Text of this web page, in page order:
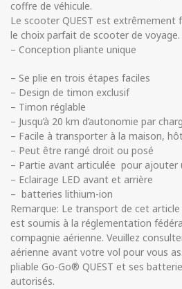
coffre de véhicule.
Le scooter QUEST est extrêmement
le choix parfait de scooter de voyage.
– Conception pliante unique
– Se plie en trois étapes faciles
– Design de timon exclusif
– Timon réglable
– Jusqu’à 20 km d’autonomie par
– Facile à transporter à la maison,
– Peut être rangé droit ou posé
– Partie avant articulée pour ajouter
– Eclairage LED avant et arrière
– batteries lithium-ion
Remarque: Le transport de cet
est soumis à la réglementation
compagnie aérienne. Veuillez
aérienne avant votre vol pour vous
pliable Go-Go® QUEST et ses
autorisés.